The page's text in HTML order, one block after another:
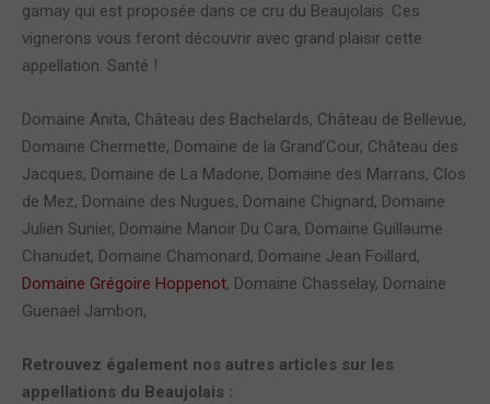
gamay qui est proposée dans ce cru du Beaujolais. Ces
vignerons vous feront découvrir avec grand plaisir cette
appellation. Santé !
Domaine Anita, Château des Bachelards, Château de Bellevue,
Domaine Chermette, Domaine de la Grand’Cour, Château des
Jacques, Domaine de La Madone, Domaine des Marrans, Clos
de Mez, Domaine des Nugues, Domaine Chignard, Domaine
Julien Sunier, Domaine Manoir Du Cara, Domaine Guillaume
Chanudet, Domaine Chamonard, Domaine Jean Foillard,
Domaine Grégoire Hoppenot, Domaine Chasselay, Domaine
Guenael Jambon,
Retrouvez également nos autres articles sur les
appellations du Beaujolais :